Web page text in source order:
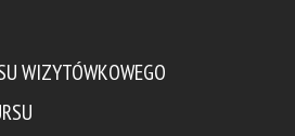
WIZYTÓWKOWEGO